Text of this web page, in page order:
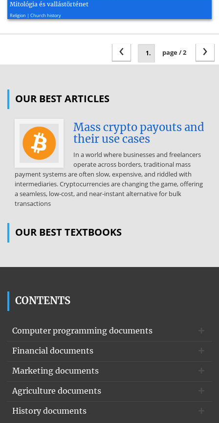
Mitológia és vallástörténet
Religion | Church history
›
page / 2
‹
OUR BEST ARTICLES
Mass crypto payouts and
their use cases
In a world where businesses and freelancers
operate across borders, traditional mass
payment systems are often slow, expensive, and riddled with
intermediaries. Cryptocurrencies are changing the game, offering
a seamless, low-cost, and near-instant alternative for bulk
transactions
OUR BEST TEXTBOOKS
CONTENTS
Computer programming documents
Financial documents
Marketing documents
Agriculture documents
History documents